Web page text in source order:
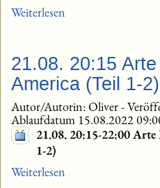
Weiterlesen
21.08. 20:15
America (Teil 1-2)
Autor/Autorin: Oliver-
Ablaufdatum 15.08.2022
21.08. 20:15-22:00
1-2)
Weiterlesen